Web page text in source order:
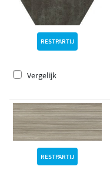
RESTPARTIJ
Vergelijk
RESTPARTIJ